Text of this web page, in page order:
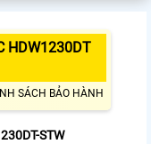
HDW1230DT
SÁCH BẢO HÀNH
STW